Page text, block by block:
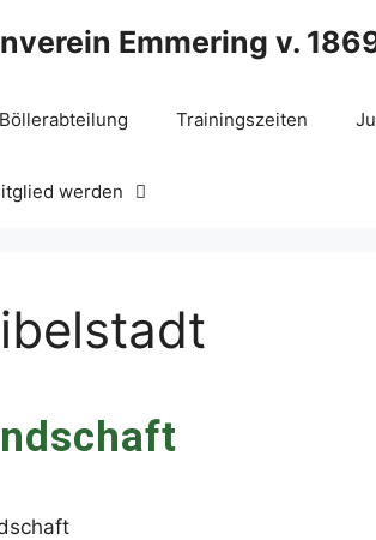
Emmering v.
Böllerabteilung Trainingszeiten
werden